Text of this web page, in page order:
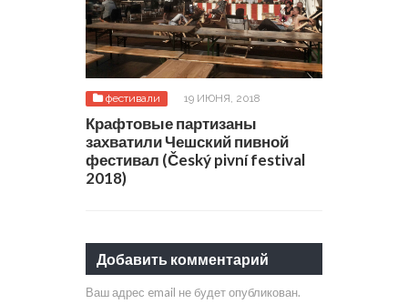
фестивали 19 ИЮНЯ, 2018
Крафтовые партизаны
захватили Чешский пивной
фестивал (Český pivní festival
2018)
Добавить комментарий
Ваш адрес email не будет опубликован.